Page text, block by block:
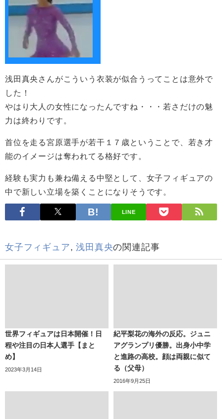
浅田真央さんがこういう衣装が似合うってことは意外で
した！
やはり大人の女性になったんですね・・・若さだけの魅
力は終わりです。
首位を走る宮原選手が若干１７歳ということで、若き才
能のイメージは奪われてる格好です。
経験も実力も兼ね備える中堅として、女子フィギュアの
中で新しい立場を築くことになりそうです。
LINE
女子フィギュア,浅田真央の関連記事
世界フィギュアは日本開催！日
程や注目の日本人選手【まと
め】
2023年3月14日
紀平梨花の海外の反応。ジュニ
アグランプリ優勝。出身小中学
と進路の高校。顔は両親に似て
る（父母）
2016年9月25日